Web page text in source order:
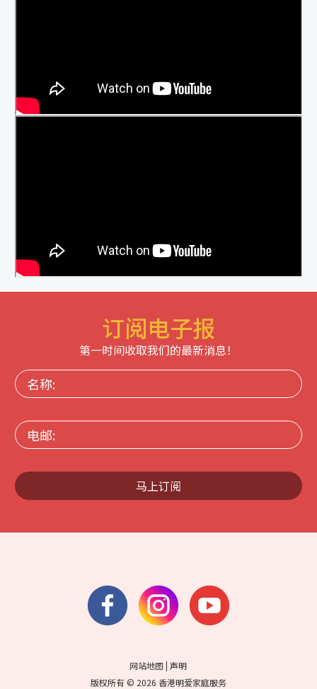
订阅电子报
第一时间收取我们的最新消息！
名
称:
电
邮:
马上订阅
网站地图 |声明
版权所有 © 2026 香港明爱家庭服务